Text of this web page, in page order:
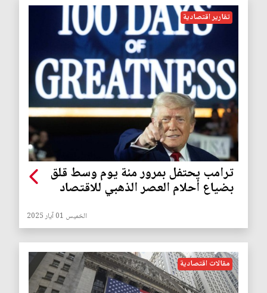
تقارير اقتصادية
ترامب يحتفل بمرور مئة يوم وسط قلق
بضياع أحلام العصر الذهبي للاقتصاد
الخميس 01 آيار 2025
مقالات اقتصادية